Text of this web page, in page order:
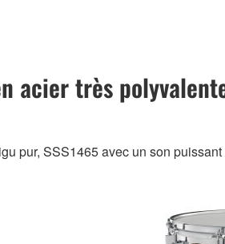
acier très
pur, SSS1465 avec un son puissant